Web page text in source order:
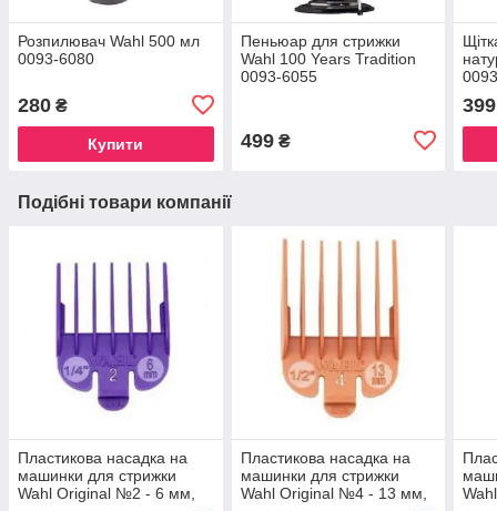
Розпилювач Wahl 500 мл
0093-6080
280 ₴
Купити
Пеньюар для стрижки
Wahl 100 Years Tradition
0093-6055
499₴
399
Подібні товари компанії
Пластикова насадка на
машинки для стрижки
Wahl Original №2 - 6 мм,
Пластикова насадка на
машинки для стрижки
Wahl Original №4 - 13 мм,